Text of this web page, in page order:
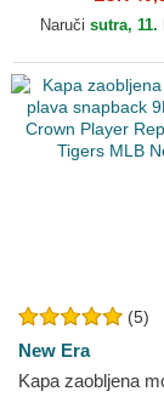
Naruči sutra,
(5)
New Era
Kapa zaobljena